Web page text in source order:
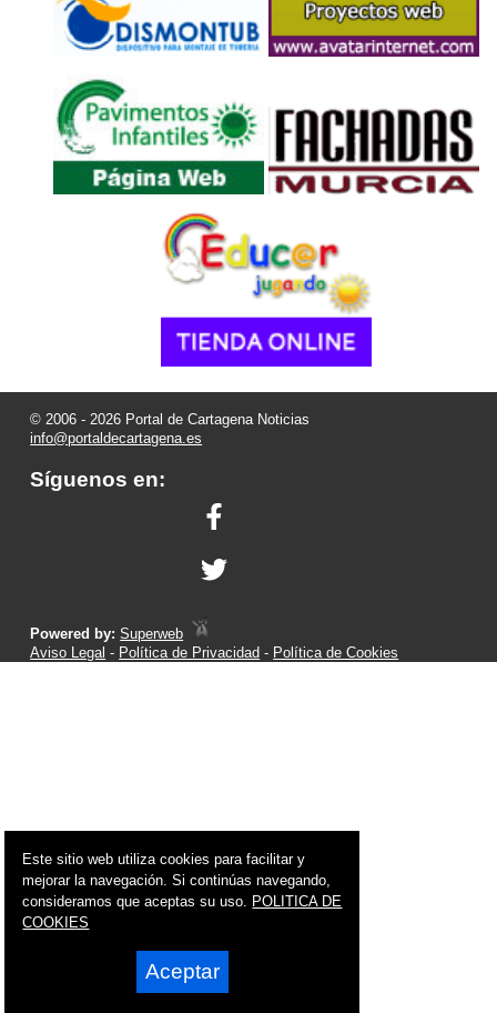
© 2006 - 2026 Portal de Cartagena Noticias
info@portaldecartagena.es
Síguenos en:
Powered by:Superweb
Aviso Legal - Política de Privacidad - Política de Cookies
Este sitio web utiliza cookies para facilitar y
mejorar la navegación. Si continúas navegando,
consideramos que aceptas su uso. POLITICA DE
COOKIES
Aceptar